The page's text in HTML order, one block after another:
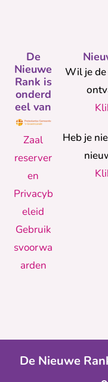
Wil je
Heb je
De
Nieuwe
Rank is
onderd
eel van
Zaal
reserver
en
Privacyb
eleid
Gebruik
svoorwa
arden
De Nieuwe